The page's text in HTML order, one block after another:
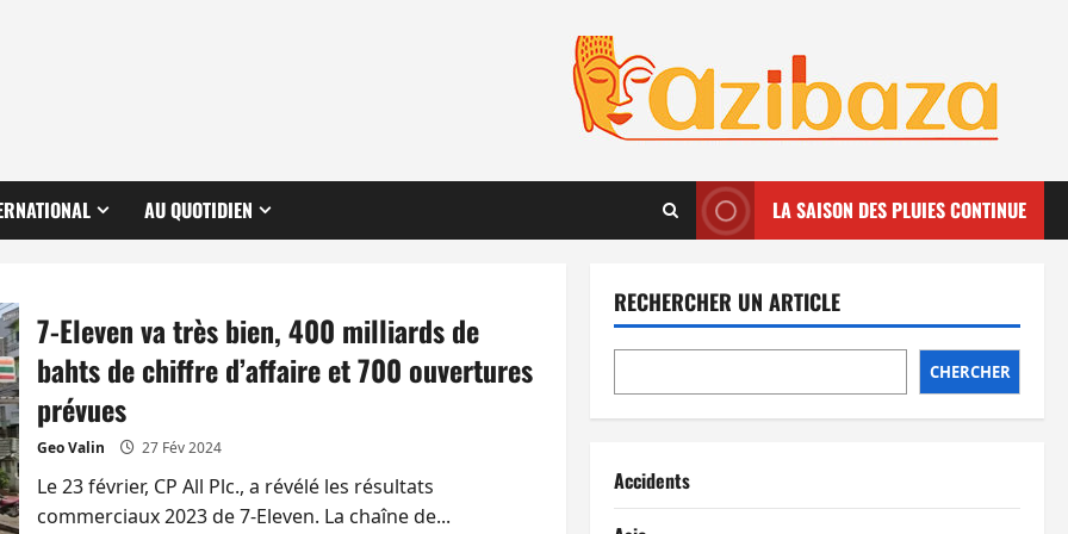
AU QUOTIDIEN LA SAISON DES PLUIES CONTINUE
7-Eleven va très bien, 400 milliards de
bahts de chiffre d’affaire et 700 ouvertures
prévues
Geo Valin 27 Fév 2024
Le 23 février, CP All Plc., a révélé les résultats
commerciaux 2023 de 7-Eleven. La chaîne de...
RECHERCHER UN ARTICLE
CHERCHER
Accidents